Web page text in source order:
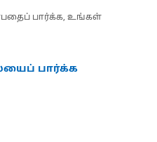
பார்க்க, உங்கள்
பார்க்க